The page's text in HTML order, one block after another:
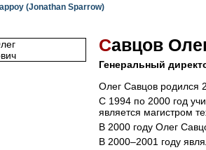
(Jonathan Sparrow)
Савцов
Генеральный
Олег Савцов родился
С 1994 по 2000 год
является магистром
В 2000 году Олег
В 2000–2001 году